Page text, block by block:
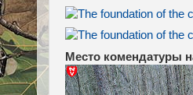
Место комендатуры